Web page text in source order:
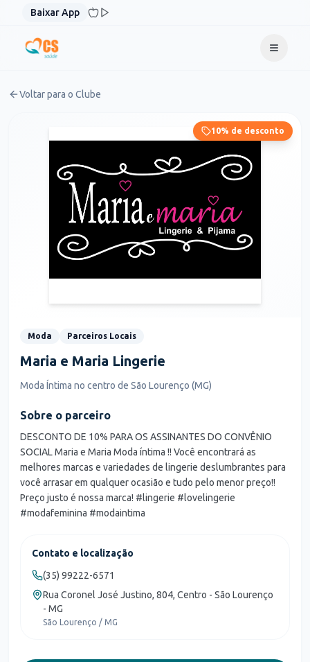
Pular para o conteúdo
Baixar App
Voltar para o Clube
10% de desconto
Moda Parceiros Locais
Maria e Maria Lingerie
Moda Íntima no centro de São Lourenço (MG)
Sobre o parceiro
DESCONTO DE 10% PARA OS ASSINANTES DO CONVÊNIO
SOCIAL Maria e Maria Moda íntima !! Você encontrará as
melhores marcas e variedades de lingerie deslumbrantes para
você arrasar em qualquer ocasião e tudo pelo menor preço!!
Preço justo é nossa marca! #lingerie #lovelingerie
#modafeminina #modaintima
Contato e localização
(35) 99222-6571
Rua Coronel José Justino, 804, Centro - São Lourenço
- MG
São Lourenço / MG